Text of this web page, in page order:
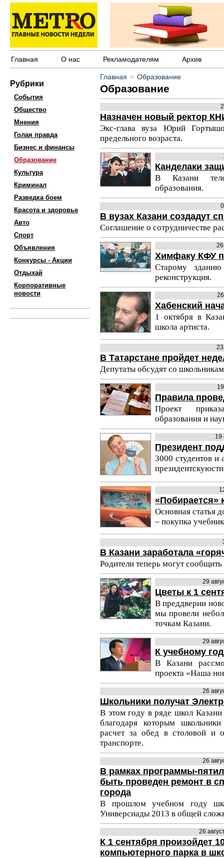
Главная О нас Рекламодателям Архив
Рубрики
События
Общество
Мнения
Голая правда
Бизнес и финансы
Образование
Культура
Криминал
Разведка боем
Красота и здоровье
Авто
Спорт
Объявления
Конкурсы - Акции
Отдыхай
Корпоративные
новости
Главная » Образование
Образование
Назначен новый ректор
Экс-глава вуза Юрий
предельного возраста.
Канделаки
В Казани
образования.
В вузах Казани создадут
Соглашение о сотрудничестве
Химфаку КФУ
Старому зданию
реконструкция.
Хабенский
1 октября в
школа артиста.
В Татарстане пройдет
Депутаты обсудят со
Правила
Проект
образования и
19
Президент
3000 студентов и
«Побирается»
Основная статья
– покупка
В Казани заработала
Родители теперь могут
29
Цветы к 1
В преддверии
мы провели
точкам Казани.
29
К учебному
В Казани
проекта «Наша
26
Школьники получат
В этом году в ряде школ Казани
благодаря которым
расчет за обед в столовой и
транспорте.
26
В рамках программы-
быть проведен ремонт в
города
В прошлом учебном году
Универсиады 2013 в общей
26
К 1 сентября произойдет
компьютерного парка в